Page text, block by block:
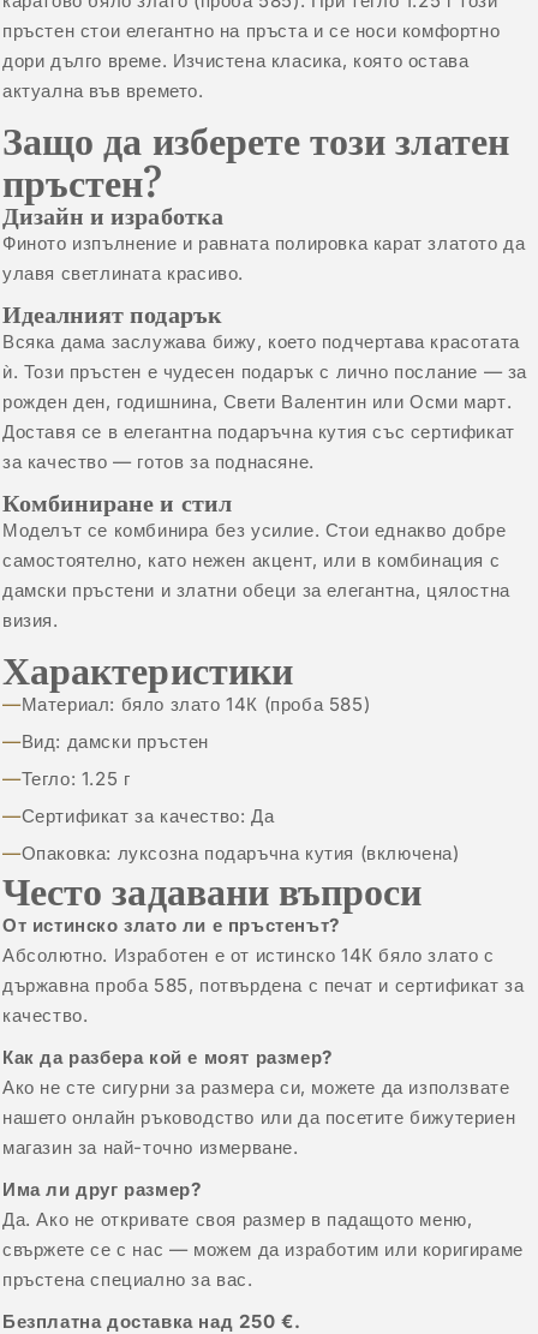
пръстен стои елегантно на пръста и се носи комфортно
дори дълго време. Изчистена класика, която остава
актуална във времето.
Защо да изберете този златен
пръстен?
Дизайн и изработка
Финото изпълнение и равната полировка карат златото да
улавя светлината красиво.
Идеалният подарък
Всяка дама заслужава бижу, което подчертава красотата
ѝ. Този пръстен е чудесен подарък с лично послание — за
рожден ден, годишнина, Свети Валентин или Осми март.
Доставя се в елегантна подаръчна кутия със сертификат
за качество — готов за поднасяне.
Комбиниране и стил
Моделът се комбинира без усилие. Стои еднакво добре
самостоятелно, като нежен акцент, или в комбинация с
дамски пръстени и златни обеци за елегантна, цялостна
визия.
Характеристики
Материал: бяло злато 14К (проба 585)
Вид: дамски пръстен
Тегло: 1.25 г
Сертификат за качество: Да
Опаковка: луксозна подаръчна кутия (включена)
Често задавани въпроси
От истинско злато ли е пръстенът?
Абсолютно. Изработен е от истинско 14К бяло злато с
държавна проба 585, потвърдена с печат и сертификат за
качество.
Как да разбера кой е моят размер?
Ако не сте сигурни за размера си, можете да използвате
нашето онлайн ръководство или да посетите бижутериен
магазин за най-точно измерване.
Има ли друг размер?
Да. Ако не откривате своя размер в падащото меню,
свържете се с нас — можем да изработим или коригираме
пръстена специално за вас.
Безплатна доставка над 250 €.